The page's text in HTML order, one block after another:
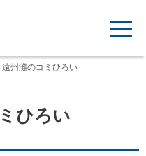
遠州灘のゴミひろい
ひろい